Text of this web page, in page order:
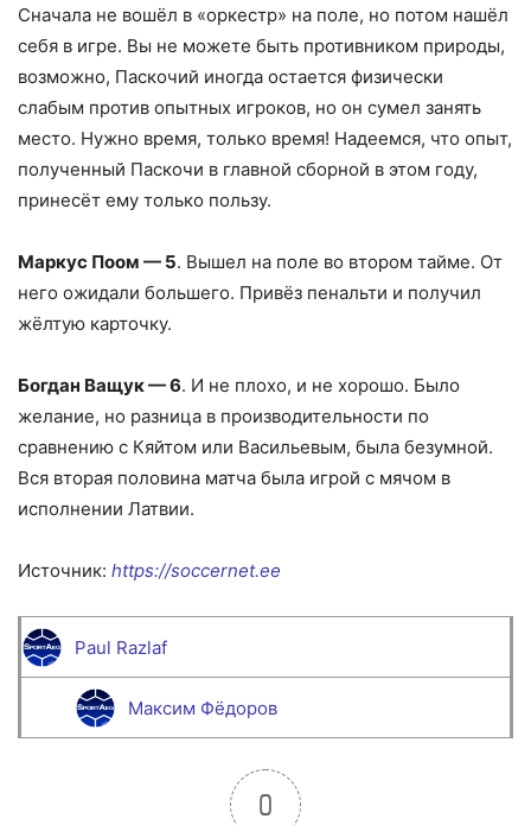
Сначала не вошёл в «оркестр» на поле, но потом нашёл
себя в игре. Вы не можете быть противником природы,
возможно, Паскочий иногда остается физически
слабым против опытных игроков, но он сумел занять
место. Нужно время, только время! Надеемся, что опыт,
полученный Паскочи в главной сборной в этом году,
принесёт ему только пользу.
Маркус Поом — 5. Вышел на поле во втором тайме. От
него ожидали большего. Привёз пенальти и получил
жёлтую карточку.
Богдан Ващук — 6. И не плохо, и не хорошо. Было
желание, но разница в производительности по
сравнению с Кяйтом или Васильевым, была безумной.
Вся вторая половина матча была игрой с мячом в
исполнении Латвии.
Источник: https://soccernet.ee
Paul Razlaf
Максим Фёдоров
0